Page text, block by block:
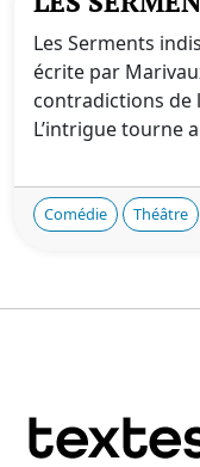
Les Serments
écrite par
contradictions de
L’intrigue tourne
Comédie Théâtre